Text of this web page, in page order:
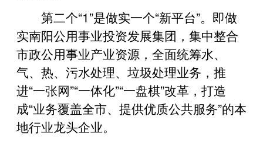
第二个“1”是做实一个“新平台”。即做
实南阳公用事业投资发展集团，集中整合
市政公用事业产业资源，全面统筹水、
气、热、污水处理、垃圾处理业务，推
进“一张网”“一体化”“一盘棋”改革，打造
成“业务覆盖全市、提供优质公共服务”的本
地行业龙头企业。